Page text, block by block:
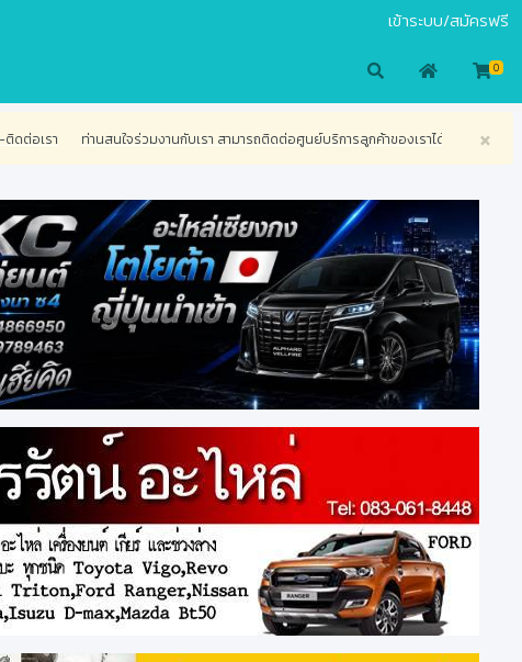
เข้าระบบ/สมัครฟรี
0
×
วมงานกับเรา สามารถติดต่อศูนย์บริการลูกค้าของเราได้ทางโทรศัพท์ เพื่อสอบถามข้อสงสัย